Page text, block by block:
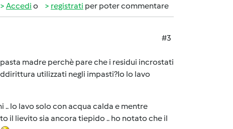
Accedi o registrati per poter commentare
#3
madre perchè pare che i residui incrostati
utilizzati negli impasti?Io lo lavo
.. lo lavo solo con acqua calda e mentre
il lievito sia ancora tiepido .. ho notato che il